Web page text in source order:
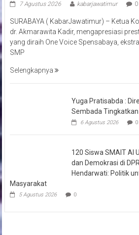
7 Agustus 2026 kabarjawatimur 0
SURABAYA ( KabarJawatimur) – Ketua
dr. Akmarawita Kadir, mengapresiasi
yang diraih One Voice Spensabaya,
SMP
Selengkapnya
Yuga Pratisabda :
Sembada
6 Agustus 2026 0
120 Siswa SMAIT Al
dan Demokrasi di
Hendarwati: Politik
Masyarakat
5 Agustus 2026 0